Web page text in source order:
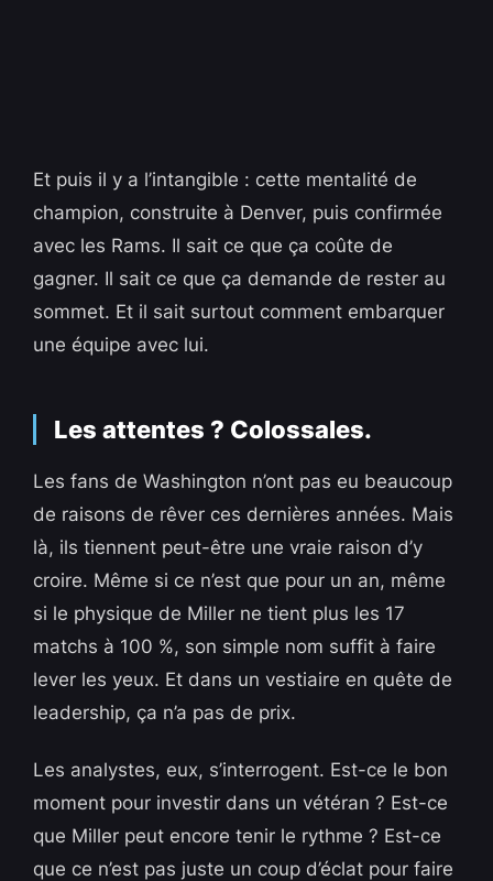
Et puis il y a l’intangible : cette mentalité de
champion, construite à Denver, puis confirmée
avec les Rams. Il sait ce que ça coûte de
gagner. Il sait ce que ça demande de rester au
sommet. Et il sait surtout comment embarquer
une équipe avec lui.
Les attentes ? Colossales.
Les fans de Washington n’ont pas eu beaucoup
de raisons de rêver ces dernières années. Mais
là, ils tiennent peut-être une vraie raison d’y
croire. Même si ce n’est que pour un an, même
si le physique de Miller ne tient plus les 17
matchs à 100 %, son simple nom suffit à faire
lever les yeux. Et dans un vestiaire en quête de
leadership, ça n’a pas de prix.
Les analystes, eux, s’interrogent. Est-ce le bon
moment pour investir dans un vétéran ? Est-ce
que Miller peut encore tenir le rythme ? Est-ce
que ce n’est pas juste un coup d’éclat pour faire